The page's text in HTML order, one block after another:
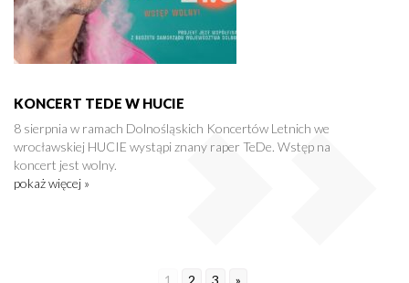
KONCERT TEDE W HUCIE
8 sierpnia w ramach Dolnośląskich Koncertów Letnich we
wrocławskiej HUCIE wystąpi znany raper TeDe. Wstęp na
koncert jest wolny.
pokaż więcej »
1 2 3 »